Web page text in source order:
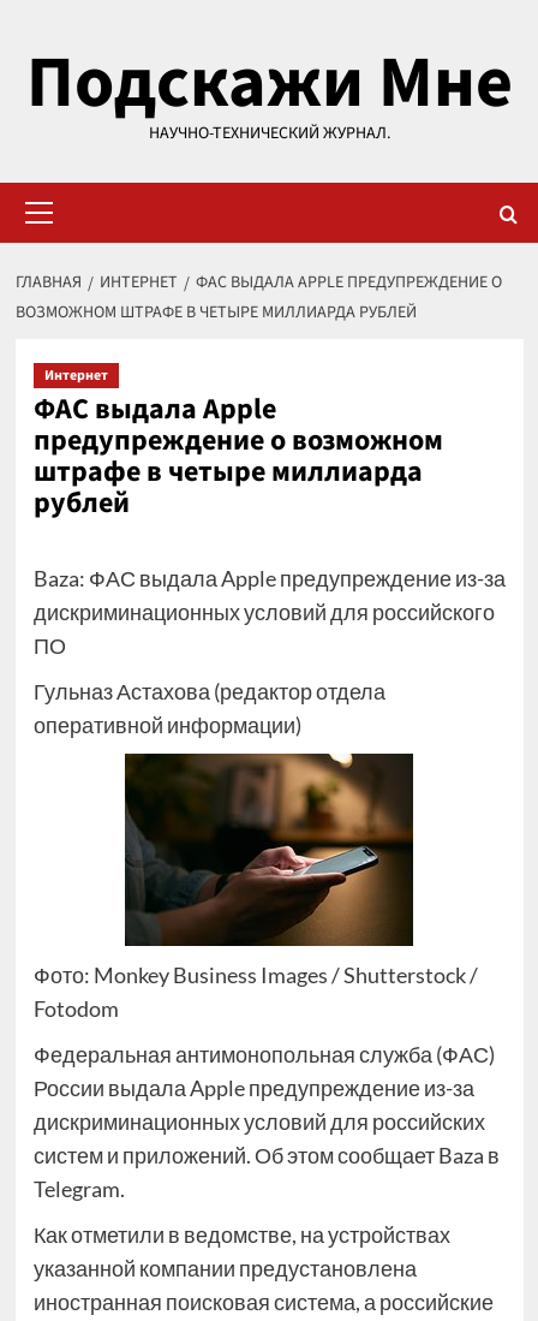
содержимому
Подскажи Мне
НАУЧНО-ТЕХНИЧЕСКИЙ ЖУРНАЛ.
меню
ГЛАВНАЯ ИНТЕРНЕТ
ФАС ВЫДАЛА APPLE ПРЕДУПРЕЖДЕНИЕ О
ВОЗМОЖНОМ ШТРАФЕ В ЧЕТЫРЕ МИЛЛИАРДА РУБЛЕЙ
Интернет
ФАС выдала Apple
предупреждение о возможном
штрафе в четыре миллиарда
рублей
Baza: ФАС выдала Apple предупреждение из-за
дискриминационных условий для российского
ПО
Гульназ Астахова (редактор отдела
оперативной информации)
Фото: Monkey Business Images / Shutterstock /
Fotodom
Федеральная антимонопольная служба (ФАС)
России выдала Apple предупреждение из-за
дискриминационных условий для российских
систем и приложений. Об этом сообщает Baza в
Telegram.
Как отметили в ведомстве, на устройствах
указанной компании предустановлена
иностранная поисковая система, а российские